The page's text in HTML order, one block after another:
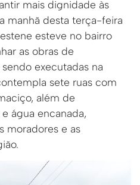
mais dignidade às
manhã desta terça-feira
esteve no bairro
as obras de
executadas na
sete ruas com
além de
água encanada,
moradores e as